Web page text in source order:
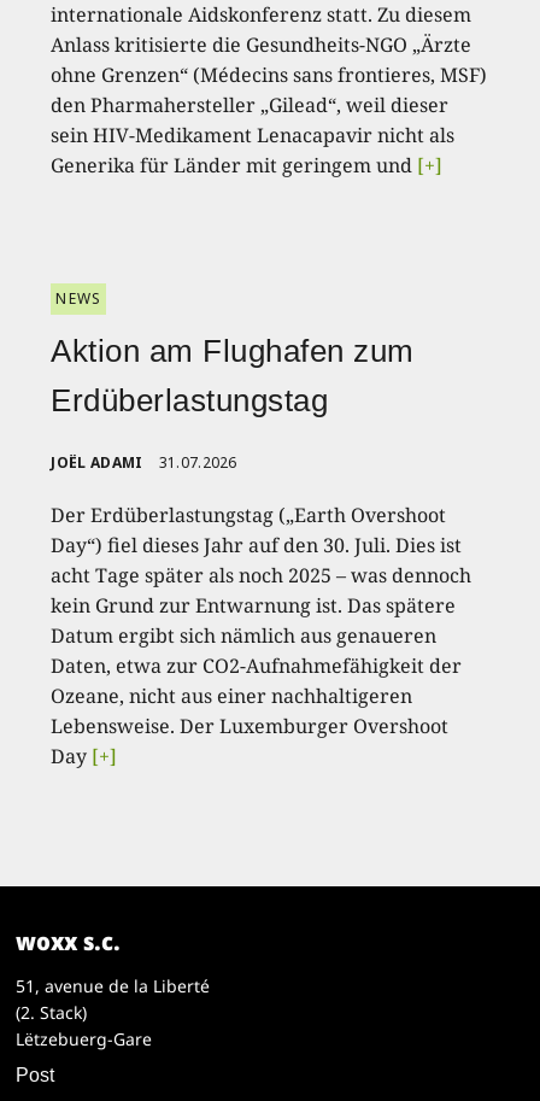
internationale Aidskonferenz statt. Zu diesem
Anlass kritisierte die Gesundheits-NGO „Ärzte
ohne Grenzen“ (Médecins sans frontieres, MSF)
den Pharmahersteller „Gilead“, weil dieser
sein HIV-Medikament Lenacapavir nicht als
Generika für Länder mit geringem und [+]
NEWS
Aktion am Flughafen zum
Erdüberlastungstag
JOËL ADAMI 31.07.2026
Der Erdüberlastungstag („Earth Overshoot
Day“) fiel dieses Jahr auf den 30. Juli. Dies ist
acht Tage später als noch 2025 – was dennoch
kein Grund zur Entwarnung ist. Das spätere
Datum ergibt sich nämlich aus genaueren
Daten, etwa zur CO2-Aufnahmefähigkeit der
Ozeane, nicht aus einer nachhaltigeren
Lebensweise. Der Luxemburger Overshoot
Day [+]
woxx s.c.
51, avenue de la Liberté
(2. Stack)
Lëtzebuerg-Gare
Post